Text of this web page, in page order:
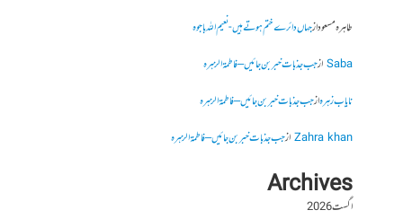
طاہرہ مسعودازجہاں دائرے ختم ہوتے ہیں- نعیم اللہ باجوہ
Sabaازجب جذبات خبر بن جائیں – فاطمۃالزہرہ
نایاب زہرہازجب جذبات خبر بن جائیں – فاطمۃالزہرہ
Zahra khanازجب جذبات خبر بن جائیں – فاطمۃالزہرہ
Archives
اگست 2026